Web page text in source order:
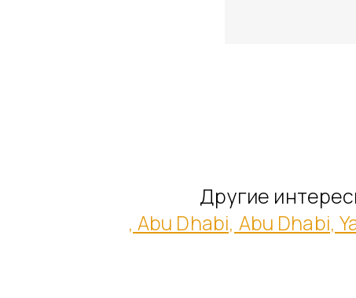
Другие
, Abu Dhabi, Abu Dhabi,